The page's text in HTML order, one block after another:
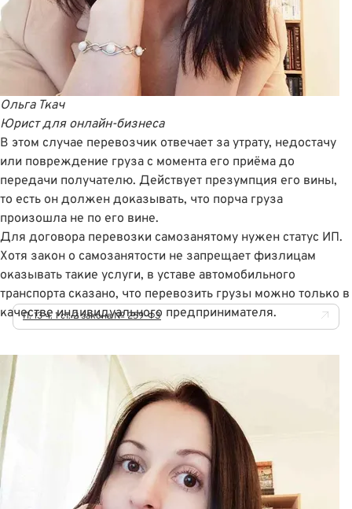
Ольга Ткач
Юрист для онлайн-бизнеса
В этом случае перевозчик отвечает за утрату, недостачу
или повреждение груза с момента его приёма до
передачи получателю. Действует презумпция его вины,
то есть он должен доказывать, что порча груза
произошла не по его вине.
Для договора перевозки самозанятому нужен статус ИП.
Хотя закон о самозанятости не запрещает физлицам
оказывать такие услуги, в уставе автомобильного
транспорта сказано, что перевозить грузы можно только в
качестве индивидуального предпринимателя.
П. 13 ч. 1 ст. 2 закона № 259-ФЗ